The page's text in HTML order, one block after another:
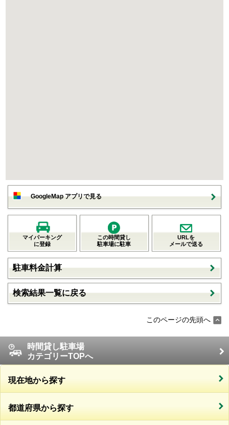
GoogleMap アプリで見る
マイパーキング
に登録
この時間貸し
駐車場に駐車
URLを
メールで送る
駐車料金計算
検索結果一覧に戻る
このページの先頭へ
時間貸し駐車場
カテゴリーTOPへ
現在地から探す
都道府県から探す